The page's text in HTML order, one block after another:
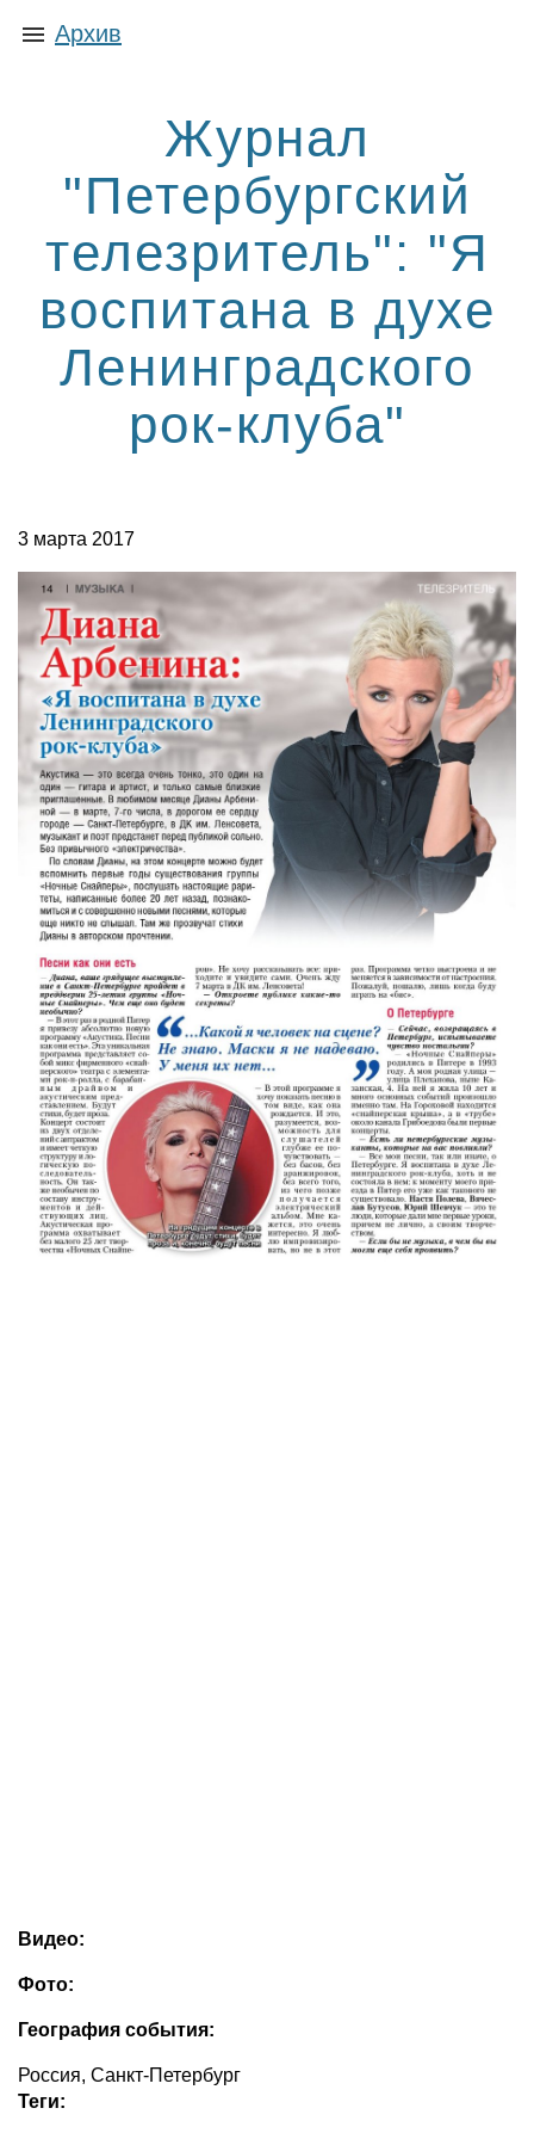
Архив
Журнал
"Петербургский
телезритель": "Я
воспитана в духе
Ленинградского
рок-клуба"
3 марта 2017
Видео:
Фото:
География события:
Россия, Санкт-Петербург
Теги: